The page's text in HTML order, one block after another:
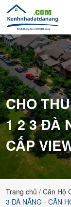
Mua
Bán
Nhà
Đất
,
Căn
Hộ
Tại
Đà
Nẵng
Bán
Đất
Nền,
Căn
Hộ
giá
rẻ
tại
Đà
Nẵng
bao
gồm
các
dự
án
của
Sungroup,
CHO
1 2 3 ĐÀ
CẤP
Trang chủ Căn Hộ
3 ĐÀ NẴNG - CĂN